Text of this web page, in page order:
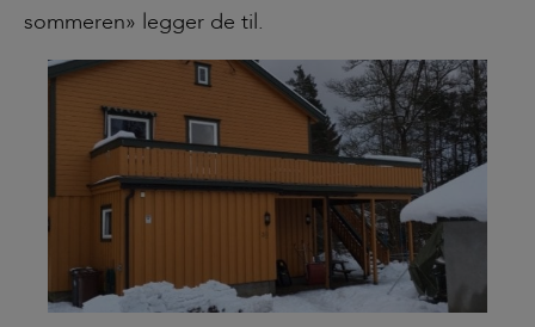
sommeren» legger de til.